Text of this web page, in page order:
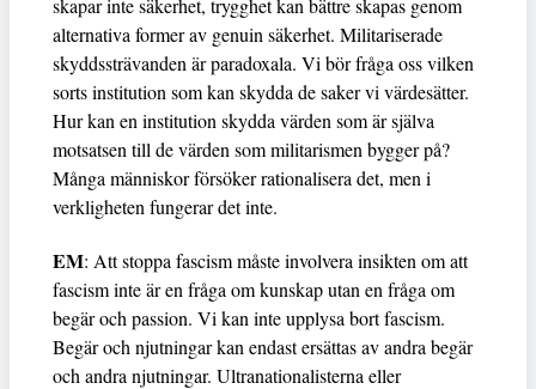
skapar inte säkerhet, trygghet kan bättre skapas genom
alternativa former av genuin säkerhet. Militariserade
skyddssträvanden är paradoxala. Vi bör fråga oss vilken
sorts institution som kan skydda de saker vi värdesätter.
Hur kan en institution skydda värden som är själva
motsatsen till de värden som militarismen bygger på?
Många människor försöker rationalisera det, men i
verkligheten fungerar det inte.
EM: Att stoppa fascism måste involvera insikten om att
fascism inte är en fråga om kunskap utan en fråga om
begär och passion. Vi kan inte upplysa bort fascism.
Begär och njutningar kan endast ersättas av andra begär
och andra njutningar. Ultranationalisterna eller